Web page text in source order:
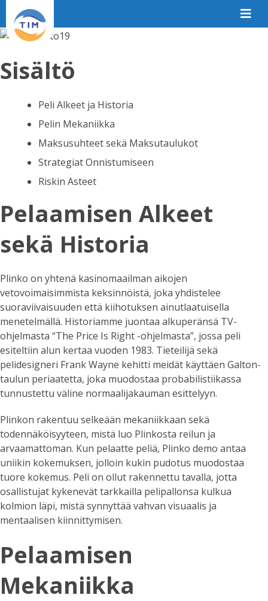
Sisältö
Peli Alkeet ja Historia
Pelin Mekaniikka
Maksusuhteet sekä Maksutaulukot
Strategiat Onnistumiseen
Riskin Asteet
Pelaamisen Alkeet
sekä Historia
Plinko on yhtenä kasinomaailman aikojen
vetovoimaisimmista keksinnöistä, joka yhdistelee
suoraviivaisuuden että kiihotuksen ainutlaatuisella
menetelmällä. Historiamme juontaa alkuperänsä TV-
ohjelmasta “The Price Is Right -ohjelmasta”, jossa peli
esiteltiin alun kertaa vuoden 1983. Tieteilijä sekä
pelidesigneri Frank Wayne kehitti meidät käyttäen Galton-
taulun periaatetta, joka muodostaa probabilistiikassa
tunnustettu väline normaalijakauman esittelyyn.
Plinkon rakentuu selkeään mekaniikkaan sekä
todennäköisyyteen, mistä luo Plinkosta reilun ja
arvaamattoman. Kun pelaatte peliä, Plinko demo antaa
uniikin kokemuksen, jolloin kukin pudotus muodostaa
tuore kokemus. Peli on ollut rakennettu tavalla, jotta
osallistujat kykenevät tarkkailla pelipallonsa kulkua
kolmion läpi, mistä synnyttää vahvan visuaalis ja
mentaalisen kiinnittymisen.
Pelaamisen
Mekaniikka